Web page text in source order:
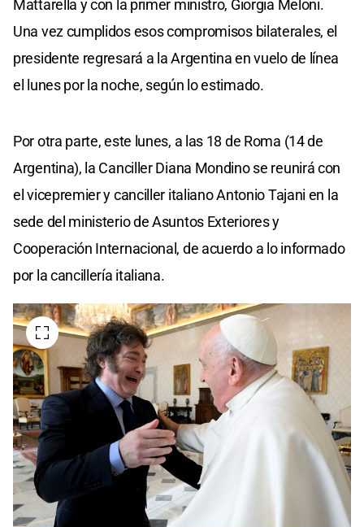
Mattarella y con la primer ministro, Giorgia Meloni.
Una vez cumplidos esos compromisos bilaterales, el
presidente regresará a la Argentina en vuelo de línea
el lunes por la noche, según lo estimado.
Por otra parte, este lunes, a las 18 de Roma (14 de
Argentina), la Canciller Diana Mondino se reunirá con
el vicepremier y canciller italiano Antonio Tajani en la
sede del ministerio de Asuntos Exteriores y
Cooperación Internacional, de acuerdo a lo informado
por la cancillería italiana.